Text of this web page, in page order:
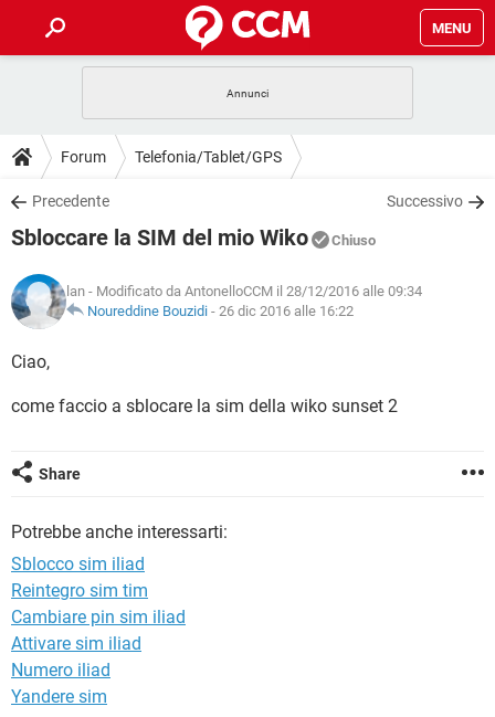
MENU
INTRATTENIMENTO ANDROID
iOS
INSTAGRAM WHATSAPP
TIKTOK
HARDWARE
GUIDE
COVID-19 GAMING
INSTAGRAM WHATSAPP
TIKTOK
HARDWARE
DOWNLOAD
COVID-19 GAMING
INTRATTENIMENTO
iOS WINDOWS 10
INSTAGRAM
COVID-19 GAMING
INTRATTENIMENTO
iOS
INSTAGRAM WHATSAPP
HARDWARE
GLOSSARIO
COVID-19
INSTAGRAM
HARDWARE
Forum Telefonia/Tablet/GPS
Precedente Successivo
Sbloccare la SIM del mio Wiko Chiuso
lan - Modificato da AntonelloCCM il 28/12/2016 alle 09:34
Noureddine Bouzidi - 26 dic 2016 alle 16:22
Ciao,
come faccio a sblocare la sim della wiko sunset 2
Share
Potrebbe anche interessarti:
Sblocco sim iliad
Reintegro sim tim
Cambiare pin sim iliad
Attivare sim iliad
Numero iliad
Yandere sim